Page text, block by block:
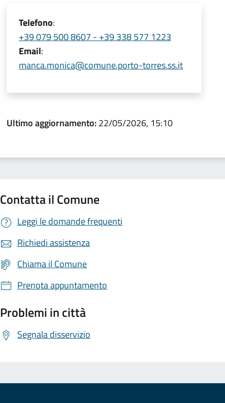
Telefono:
+39 079 500 8607 - +39 338 577 1223
Email:
manca.monica@comune.porto-torres.ss.it
Ultimo aggiornamento:22/05/2026, 15:10
Contatta il Comune
Leggi le domande frequenti
Richiedi assistenza
Chiama il Comune
Prenota appuntamento
Problemi in città
Segnala disservizio